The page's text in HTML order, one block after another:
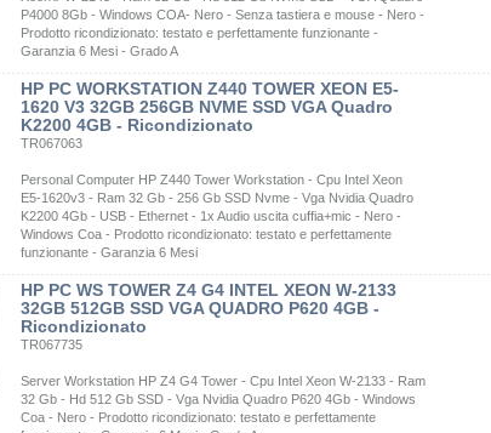
P4000 8Gb - Windows COA- Nero - Senza tastiera e mouse - Nero -
Prodotto ricondizionato: testato e perfettamente funzionante -
Garanzia 6 Mesi - Grado A
HP PC WORKSTATION Z440 TOWER XEON E5-
1620 V3 32GB 256GB NVME SSD VGA Quadro
K2200 4GB - Ricondizionato
TR067063
Personal Computer HP Z440 Tower Workstation - Cpu Intel Xeon
E5-1620v3 - Ram 32 Gb - 256 Gb SSD Nvme - Vga Nvidia Quadro
K2200 4Gb - USB - Ethernet - 1x Audio uscita cuffia+mic - Nero -
Windows Coa - Prodotto ricondizionato: testato e perfettamente
funzionante - Garanzia 6 Mesi
HP PC WS TOWER Z4 G4 INTEL XEON W-2133
32GB 512GB SSD VGA QUADRO P620 4GB -
Ricondizionato
TR067735
Server Workstation HP Z4 G4 Tower - Cpu Intel Xeon W-2133 - Ram
32 Gb - Hd 512 Gb SSD - Vga Nvidia Quadro P620 4Gb - Windows
Coa - Nero - Prodotto ricondizionato: testato e perfettamente